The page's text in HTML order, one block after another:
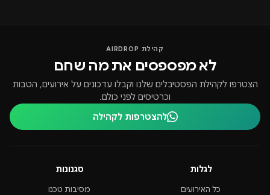
קהילת AIRDROP
לא מפספסים את מה שחם
הצטרפו לקהילת הפסטיבלים שלנו וקבלו עדכונים על אירועים, הטבות
וכרטיסים לפני כולם.
להצטרפות לקהילה
לגלות
כל האירועים
סגנונות
מסיבות טכנו